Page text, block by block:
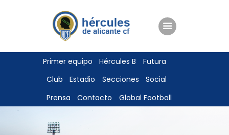
Primer equipo Hércules B
Futura
Club
Estadio Secciones
Social
Prensa
Contacto Global Football
ENTRADAS
TIENDA
HÉRCULESCF100